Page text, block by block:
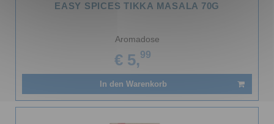
EASY SPICES TIKKA MASALA 70G
Aromadose
€ 5,99
In den Warenkorb